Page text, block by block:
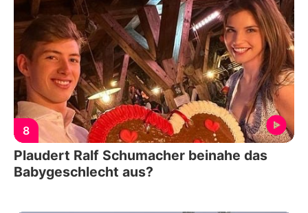
8
Plaudert Ralf Schumacher beinahe das
Babygeschlecht aus?